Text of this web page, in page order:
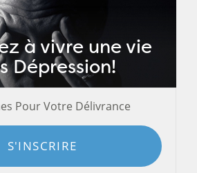
à vivre une vie
Dépression!
Pour Votre Délivrance
S'INSCRIRE